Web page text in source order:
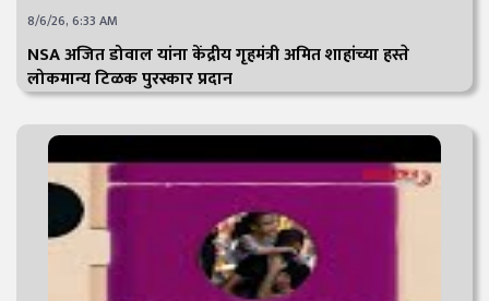
8/6/26, 6:33 AM
NSA अजित डोवाल यांना केंद्रीय गृहमंत्री अमित शाहांच्या हस्ते
लोकमान्य टिळक पुरस्कार प्रदान